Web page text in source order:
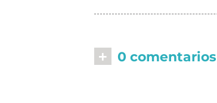
+ 0 comentarios